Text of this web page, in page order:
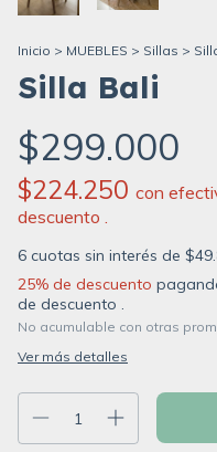
Inicio > MUEBLES > Sillas >
Silla Bali
$299.000
$224.250 con
descuento .
6 cuotas sin interés de
25% de descuento
de descuento .
No acumulable con otras
Ver más detalles